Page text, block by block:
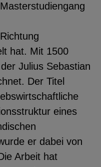
hat. Mit 1500
Julius Sebastian
Der Titel
eines
er dabei von
Arbeit hat
von
über das
Videos,